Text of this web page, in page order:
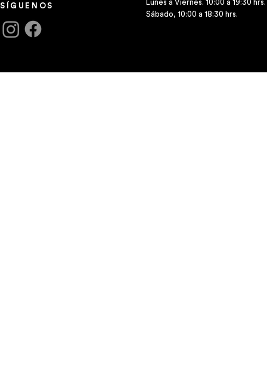
SÍGUENOS
Lunes a Viernes. 10:00 a 19:30 hrs.
Sábado, 10:00 a 18:30 hrs.